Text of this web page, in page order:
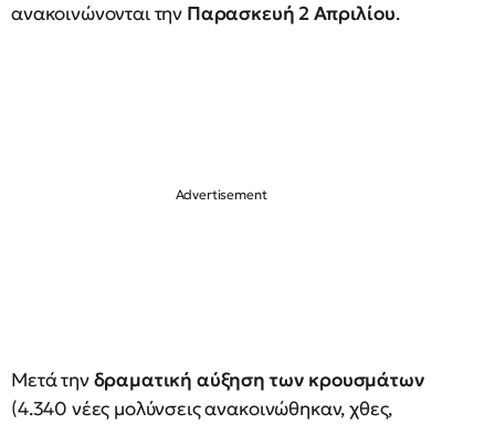
ανακοινώνονται την Παρασκευή 2 Απριλίου.
Μετά τηνδραματική αύξηση των κρουσμάτων
(4.340 νέες μολύνσεις ανακοινώθηκαν, χθες,